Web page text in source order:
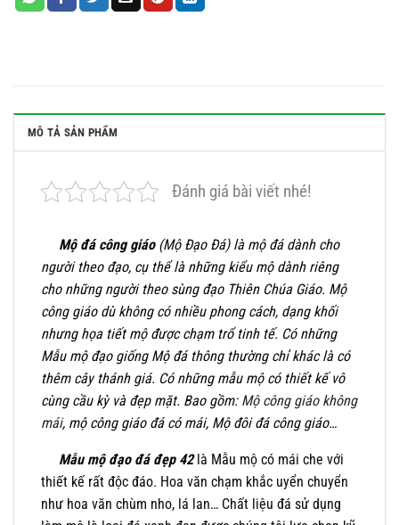
MÔ TẢ SẢN PHẨM
Đánh giá bài viết nhé!
Mộ đá công giáo(Mộ Đạo Đá) là mộ đá dành cho
người theo đạo, cụ thể là những kiểu mộ dành riêng
cho những người theo sùng đạo Thiên Chúa Giáo. Mộ
công giáo dù không có nhiều phong cách, dạng khối
nhưng họa tiết mộ được chạm trổ tinh tế. Có những
Mẫu mộ đạo giống Mộ đá thông thường chỉ khác là có
thêm cây thánh giá. Có những mẫu mộ có thiết kế vô
cùng cầu kỳ và đẹp mặt. Bao gồm: Mộ công giáo không
mái, mộ công giáo đá có mái, Mộ đôi đá công giáo…
Mẫu mộ đạo đá đẹp 42là Mẫu mộ có mái che với
thiết kế rất độc đáo. Hoa văn chạm khắc uyển chuyển
như hoa văn chùm nho, lá lan… Chất liệu đá sử dụng